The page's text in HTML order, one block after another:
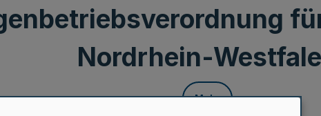
Nordrhein-
Mehr